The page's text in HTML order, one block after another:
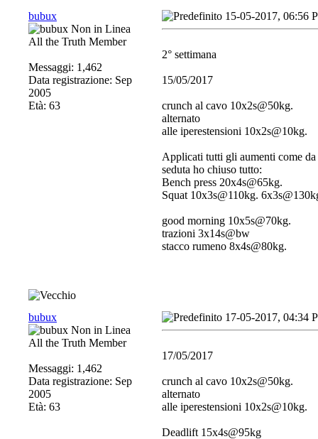
bubux
All the Truth Member
Messaggi: 1,462
Data registrazione: Sep
2005
Età: 63
15-05-2017, 06:56
2° settimana
15/05/2017
crunch al cavo 10x2s@50kg.
alternato
alle iperestensioni 10x2s@10kg.
Applicati tutti gli aumenti come da
seduta ho chiuso tutto:
Bench press 20x4s@65kg.
Squat 10x3s@110kg.
good morning 10x5s@70kg.
trazioni 3x14s@bw
stacco rumeno 8x4s@80kg.
bubux
All the Truth Member
Messaggi: 1,462
Data registrazione: Sep
2005
Età: 63
17-05-2017, 04:34
17/05/2017
crunch al cavo 10x2s@50kg.
alternato
alle iperestensioni 10x2s@10kg.
Deadlift 15x4s@95kg